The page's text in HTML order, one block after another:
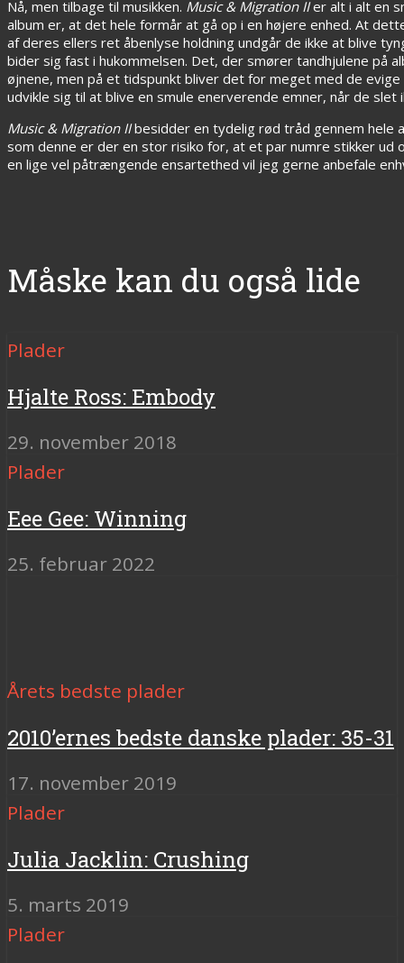
Nå, men tilbage til musikken. Music & Migration IIer alt i alt en
album er, at det hele formår at gå op i en højere enhed. At
af deres ellers ret åbenlyse holdning undgår de ikke at blive
bider sig fast i hukommelsen. Det, der smører tandhjulene på
øjnene, men på et tidspunkt bliver det for meget med de
udvikle sig til at blive en smule enerverende emner, når de slet
Music & Migration IIbesidder en tydelig rød tråd gennem hele
som denne er der en stor risiko for, at et par numre stikker
en lige vel påtrængende ensartethed vil jeg gerne anbefale
Måske kan du også lide
Plader
Hjalte Ross: Embody
29. november 2018
Plader
Eee Gee: Winning
25. februar 2022
Årets bedste plader
2010’ernes bedste danske plader: 35-31
17. november 2019
Plader
Julia Jacklin: Crushing
5. marts 2019
Plader